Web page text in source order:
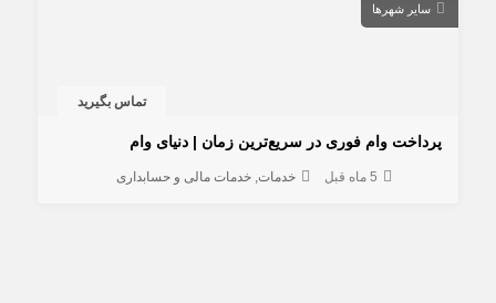
سایر شهرها
تماس بگیرید
پرداخت وام فوری در سریع‌ترین زمان | دنیای وام
5 ماه قبل خدمات خدمات مالی و حسابداری